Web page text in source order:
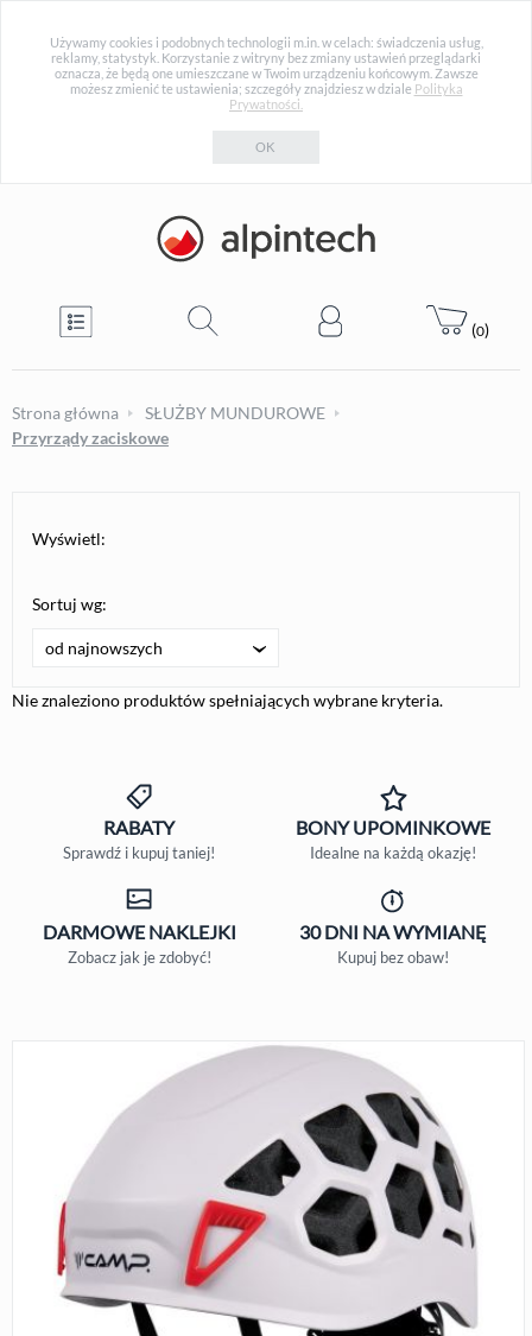
Używamy cookies i podobnych technologii m.in. w celach: świadczenia usług,
reklamy, statystyk. Korzystanie z witryny bez zmiany ustawień przeglądarki
oznacza, że będą one umieszczane w Twoim urządzeniu końcowym. Zawsze
możesz zmienić te ustawienia; szczegóły znajdziesz w dziale Polityka
Prywatności.
OK
(0)
Strona główna
SŁUŻBY MUNDUROWE
Przyrządy zaciskowe
Wyświetl:
Sortuj wg:
od najnowszych
Nie znaleziono produktów spełniających wybrane kryteria.
RABATY
Sprawdź i kupuj taniej!
BONYUPOMINKOWE
Idealne na każdą okazję!
DARMOWENAKLEJKI
Zobacz jak je zdobyć!
30 DNI NA WYMIANĘ
Kupuj bez obaw!